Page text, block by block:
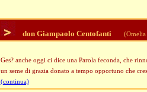
don Giampaolo Centofanti
Ges? anche oggi ci dice una Parola feconda, che
un seme di grazia donato a tempo opportuno che
(continua)